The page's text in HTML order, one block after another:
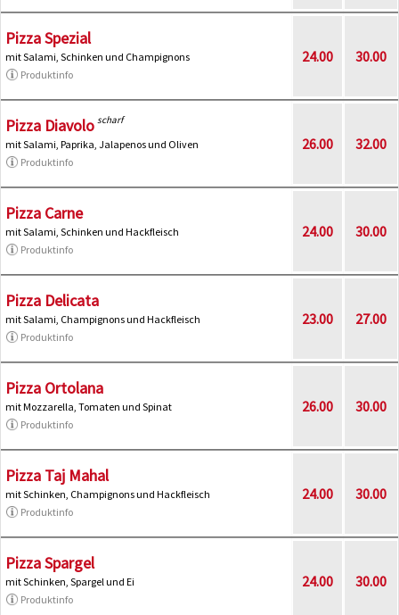
Pizza Spezial
mit Salami, Schinken und Champignons
Produktinfo
24.00 30.00
Pizza Diavolo scharf
mit Salami, Paprika, Jalapenos und Oliven
Produktinfo
26.00 32.00
Pizza Carne
mit Salami, Schinken und Hackfleisch
Produktinfo
24.00 30.00
Pizza Delicata
mit Salami, Champignons und Hackfleisch
Produktinfo
23.00 27.00
Pizza Ortolana
mit Mozzarella, Tomaten und Spinat
Produktinfo
26.00 30.00
Pizza Taj Mahal
mit Schinken, Champignons und Hackfleisch
Produktinfo
24.00 30.00
Pizza Spargel
mit Schinken, Spargel und Ei
Produktinfo
24.00 30.00